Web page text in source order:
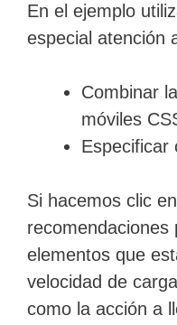
En el ejemplo
especial atención
Combinar
móviles
Especificar
Si hacemos clic
recomendaciones
elementos que
velocidad de
como la acción a